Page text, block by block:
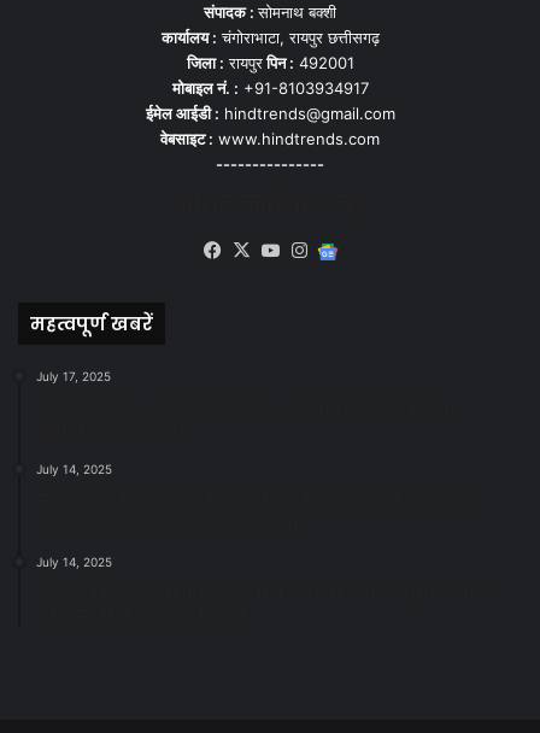
संपादक :सोमनाथ बक्शी
कार्यालय : चंगोराभाटा, रायपुर छत्तीसगढ़
जिला : रायपुरपिन : 492001
मोबाइल नं. : +91-8103934917
ईमेल आईडी : hindtrends@gmail.com
वेबसाइट : www.hindtrends.com
---------------
Facebook
X YouTubeInstagram
महत्वपूर्ण खबरें
July 17, 2025
July 14, 2025
July 14, 2025